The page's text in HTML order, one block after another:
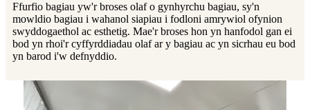
Ffurfio bagiau yw'r broses olaf o gynhyrchu bagiau, sy'n
mowldio bagiau i wahanol siapiau i fodloni amrywiol ofynion
swyddogaethol ac esthetig. Mae'r broses hon yn hanfodol gan ei
bod yn rhoi'r cyffyrddiadau olaf ar y bagiau ac yn sicrhau eu bod
yn barod i'w defnyddio.